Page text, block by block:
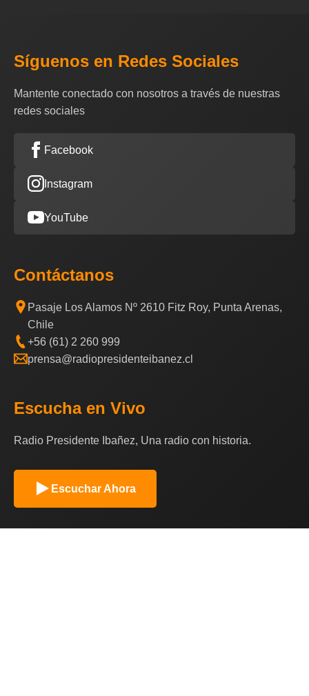
Síguenos en Redes Sociales
Mantente conectado con nosotros a través de nuestras
redes sociales
Facebook
Instagram
YouTube
Contáctanos
Pasaje Los Alamos Nº 2610 Fitz Roy, Punta Arenas,
Chile
+56 (61) 2 260 999
prensa@radiopresidenteibanez.cl
Escucha en Vivo
Radio Presidente Ibañez, Una radio con historia.
Escuchar Ahora